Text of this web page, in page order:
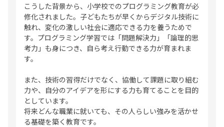
こうした背景から、小学校でのプログラミング教育が必
修化されました。子どもたちが早くからデジタル技術に
触れ、変化の激しい社会に適応できる力を養うためで
す。プログラミング学習では「問題解決力」「論理的思
考力」も身につき、自ら考え行動できる力が育まれま
す。
また、技術の習得だけでなく、協働して課題に取り組む
力や、自分のアイデアを形にする力も育てることを目的
としています。
将来どんな職業に就いても、その人らしい強みを活かせ
る基礎を築く教育です。